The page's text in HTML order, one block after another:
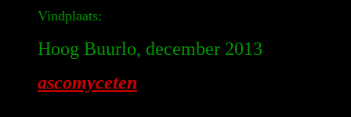
Vindplaats:
Hoog Buurlo, december 2013
ascomyceten